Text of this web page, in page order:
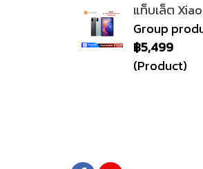
แท็บเล็ต
Group
฿5,499
(Product)